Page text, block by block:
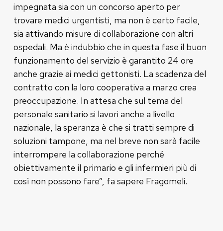
impegnata sia con un concorso aperto per
trovare medici urgentisti, ma non è certo facile,
sia attivando misure di collaborazione con altri
ospedali. Ma è indubbio che in questa fase il buon
funzionamento del servizio è garantito 24 ore
anche grazie ai medici gettonisti. La scadenza del
contratto con la loro cooperativa a marzo crea
preoccupazione. In attesa che sul tema del
personale sanitario si lavori anche a livello
nazionale, la speranza è che si tratti sempre di
soluzioni tampone, ma nel breve non sarà facile
interrompere la collaborazione perché
obiettivamente il primario e gli infermieri più di
così non possono fare”, fa sapere Fragomeli.